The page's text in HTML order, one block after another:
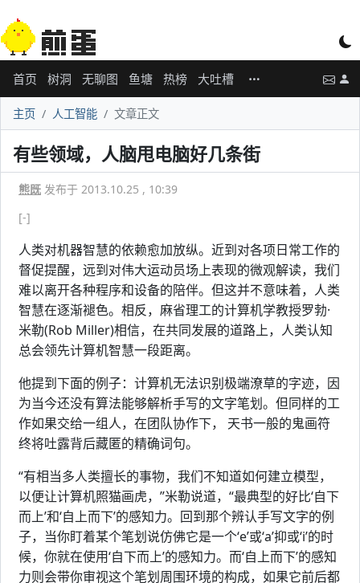
首页 树洞 无聊图 鱼塘 热榜 大吐槽
主页 人工智能 文章正文
有些领域，人脑甩电脑好几条街
熊既 发布于 2013.10.25 , 10:39
[-]
人类对机器智慧的依赖愈加放纵。近到对各项日常工作的
督促提醒，远到对伟大运动员场上表现的微观解读，我们
难以离开各种程序和设备的陪伴。但这并不意味着，人类
智慧在逐渐褪色。相反，麻省理工的计算机学教授罗勃·
米勒(Rob Miller)相信，在共同发展的道路上，人类认知
总会领先计算机智慧一段距离。
他提到下面的例子：计算机无法识别极端潦草的字迹，因
为当今还没有算法能够解析手写的文字笔划。但同样的工
作如果交给一组人，在团队协作下， 天书一般的鬼画符
终将吐露背后藏匿的精确词句。
“有相当多人类擅长的事物，我们不知道如何建立模型，
以便让计算机照猫画虎，”米勒说道，“最典型的好比‘自下
而上’和‘自上而下’的感知力。回到那个辨认手写文字的例
子，当你盯着某个笔划说仿佛它是一个‘e’或‘a’抑或‘i’的时
候，你就在使用‘自下而上’的感知力。而‘自上而下’的感知
力则会带你审视这个笔划周围环境的构成，如果它前后都